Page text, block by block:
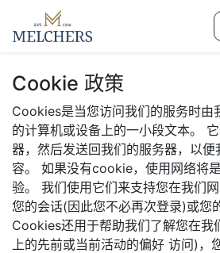
Cookie 政策
Cookies是当您访问我们的服务时由
的计算机或设备上的一小段文本。
器，然后发送回我们的服务器，以
容。 如果没有cookie，使用网络将
验。 我们使用它们来支持您在我们网
您的会话(因此您不必再次登录)或您
Cookies还用于帮助我们了解您在我
上的先前或当前活动的偏好 访问)，